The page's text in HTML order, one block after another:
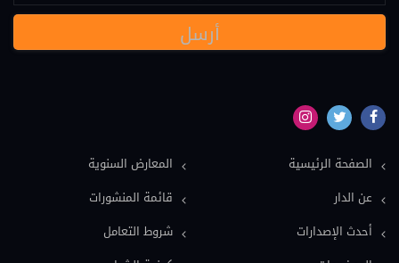
نصوص قانونية (20)
مسؤولية طبية (19)
نماذج دعاوى ونماذج عقود (16)
دولي خاص (13)
المعارض السنوية
قائمة المنشورات
شروط التعامل
الصفحة الرئيسية
عن الدار
أحدث الإصدارات